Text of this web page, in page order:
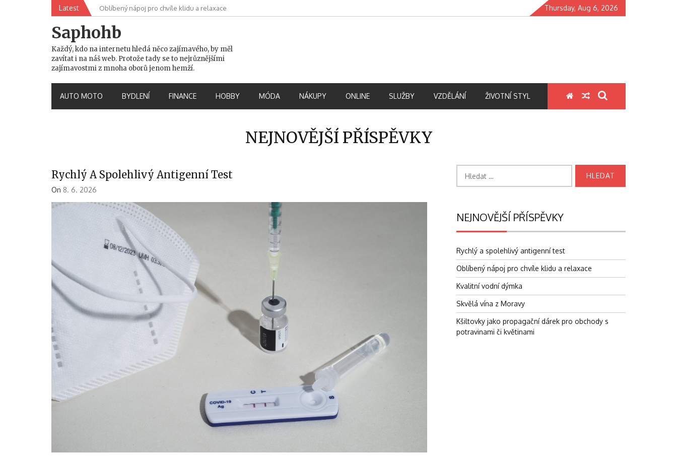
Latest Oblíbený nápoj pro chvíle klidu a relaxace Thursday, Aug 6, 2026
Saphohb
Každý, kdo na internetu hledá něco zajímavého, by měl
zavítat i na náš web. Protože tady se to nejrůznějšími
zajímavostmi z mnoha oborů jenom hemží.
AUTO MOTO BYDLENÍ FINANCE HOBBY MÓDA NÁKUPY ONLINE SLUŽBY VZDĚLÁNÍ ŽIVOTNÍ STYL
NEJNOVĚJŠÍ PŘÍSPĚVKY
Rychlý A Spolehlivý Antigenní Test
On 8. 6. 2026
NEJNOVĚJŠÍ PŘÍSPĚVKY
Rychlý a spolehlivý antigenní test
Oblíbený nápoj pro chvíle klidu a relaxace
Kvalitní vodní dýmka
Skvělá vína z Moravy
Kšiltovky jako propagační dárek pro obchody s
potravinami či květinami